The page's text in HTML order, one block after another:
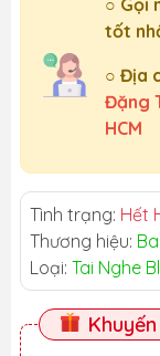
tốt
○ Địa
Đặng
HCM
Tình trạng: Hết
Thương hiệu:
Loại: Tai Nghe